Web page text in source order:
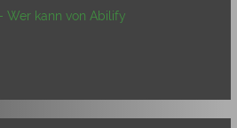
Wer kann von Abilify